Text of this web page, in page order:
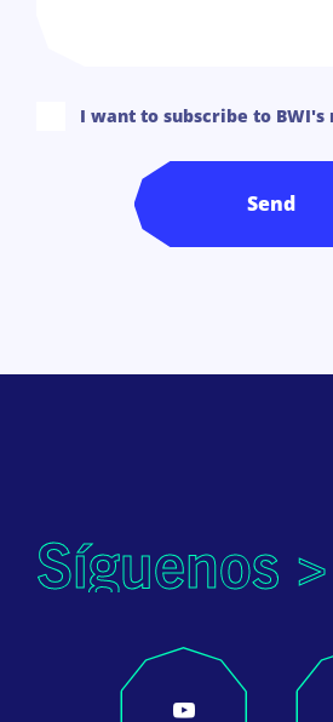
I want to subscribe to
Síguenos >